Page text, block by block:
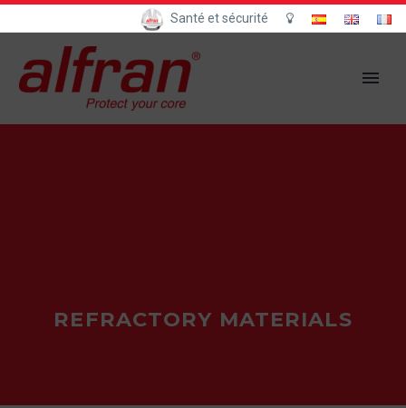
Santé et sécurité
REFRACTORY MATERIALS